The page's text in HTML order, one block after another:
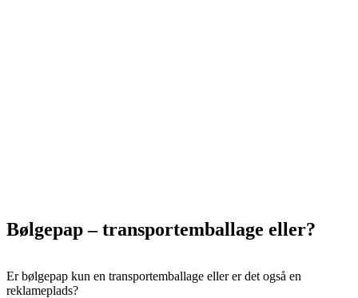
Bølgepap – transportemballage eller?
Er bølgepap kun en transportemballage eller er det også en
reklameplads?